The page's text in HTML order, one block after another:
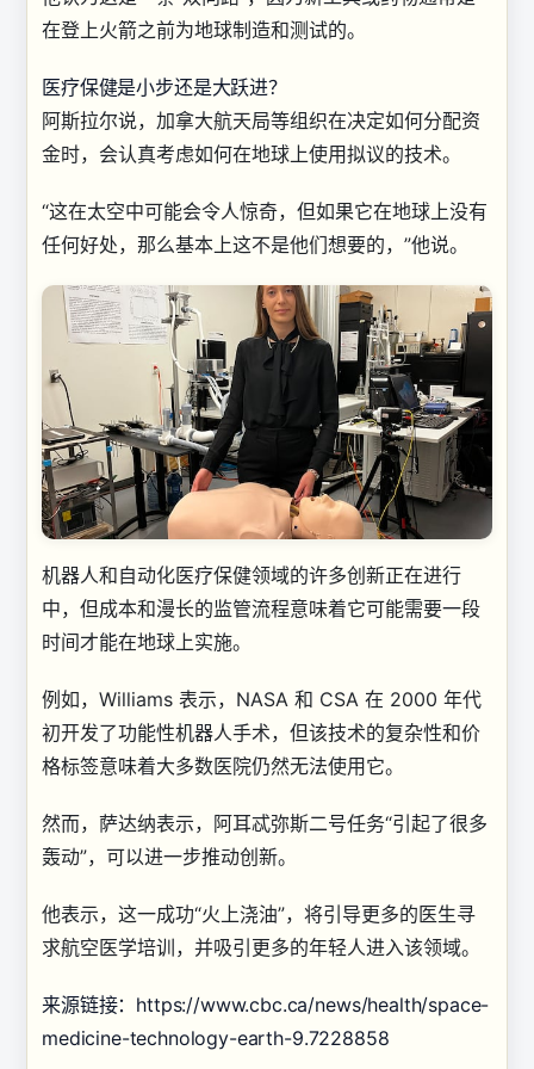
在登上火箭之前为地球制造和测试的。
医疗保健是小步还是大跃进？
阿斯拉尔说，加拿大航天局等组织在决定如何分配资
金时，会认真考虑如何在地球上使用拟议的技术。
“这在太空中可能会令人惊奇，但如果它在地球上没有
任何好处，那么基本上这不是他们想要的，”他说。
机器人和自动化医疗保健领域的许多创新正在进行
中，但成本和漫长的监管流程意味着它可能需要一段
时间才能在地球上实施。
例如，Williams 表示，NASA 和 CSA 在 2000 年代
初开发了功能性机器人手术，但该技术的复杂性和价
格标签意味着大多数医院仍然无法使用它。
然而，萨达纳表示，阿耳忒弥斯二号任务“引起了很多
轰动”，可以进一步推动创新。
他表示，这一成功“火上浇油”，将引导更多的医生寻
求航空医学培训，并吸引更多的年轻人进入该领域。
来源链接：https://www.cbc.ca/news/health/space-
medicine-technology-earth-9.7228858